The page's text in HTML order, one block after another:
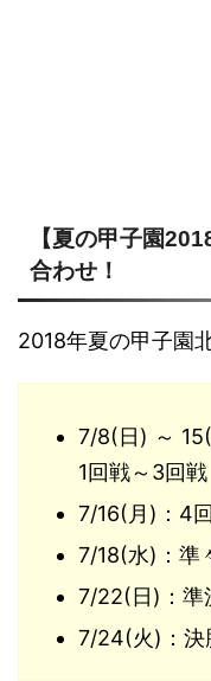
【夏の甲子園
合わせ！
2018年夏の甲子園
7/8(日) ～
1回戦～3回戦
7/16(月)：4
7/18(水)：準
7/22(日)：準
7/24(火)：決